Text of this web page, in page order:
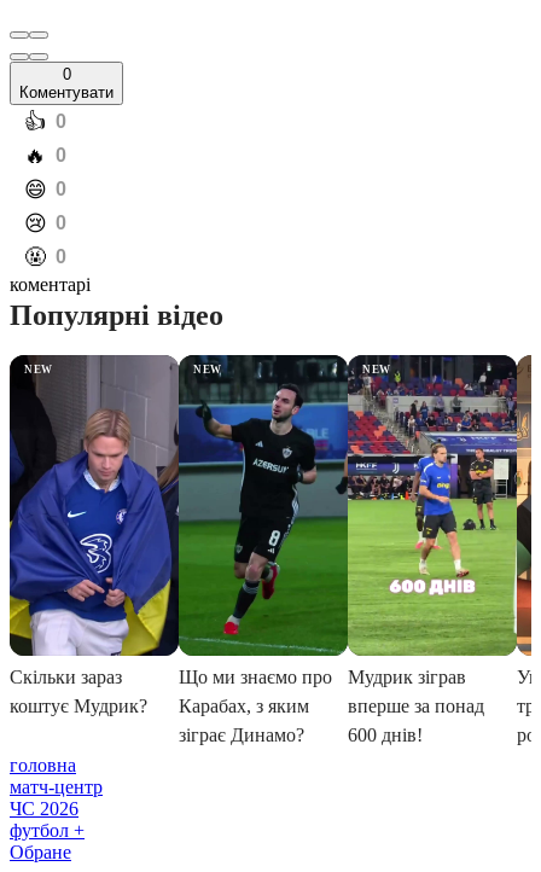
0
Коментувати
️👍 0
️🔥 0
️😄 0
️😢 0
️🤬 0
коментарі
головна
матч-центр
ЧС 2026
футбол +
Обране